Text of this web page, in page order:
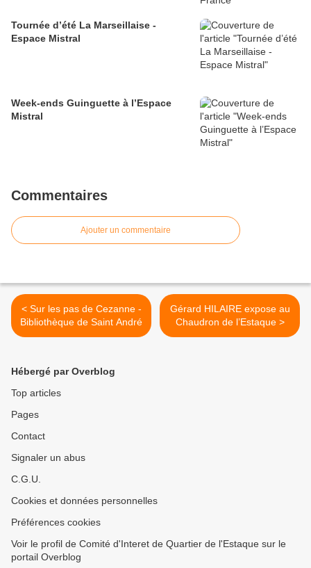
Tournée d’été La Marseillaise -
Espace Mistral
Week-ends Guinguette à l’Espace
Mistral
Commentaires
Ajouter un commentaire
< Sur les pas de Cezanne -
Bibliothèque de Saint André
Gérard HILAIRE expose au
Chaudron de l’Estaque >
Hébergé par Overblog
Top articles
Pages
Contact
Signaler un abus
C.G.U.
Cookies et données personnelles
Préférences cookies
Voir le profil de Comité d'Interet de Quartier de l'Estaque sur le
portail Overblog